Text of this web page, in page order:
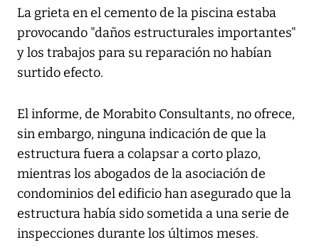
La grieta en el cemento de la piscina estaba
provocando "daños estructurales importantes"
y los trabajos para su reparación no habían
surtido efecto.
El informe, de Morabito Consultants, no ofrece,
sin embargo, ninguna indicación de que la
estructura fuera a colapsar a corto plazo,
mientras los abogados de la asociación de
condominios del edificio han asegurado que la
estructura había sido sometida a una serie de
inspecciones durante los últimos meses.